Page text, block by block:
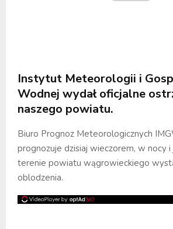
Instytut Meteorologii i
Wodnej wydał oficjalne
naszego powiatu.
Biuro Prognoz Meteorologicznych
prognozuje dzisiaj wieczorem, w nocy
terenie powiatu wągrowieckiego
oblodzenia.